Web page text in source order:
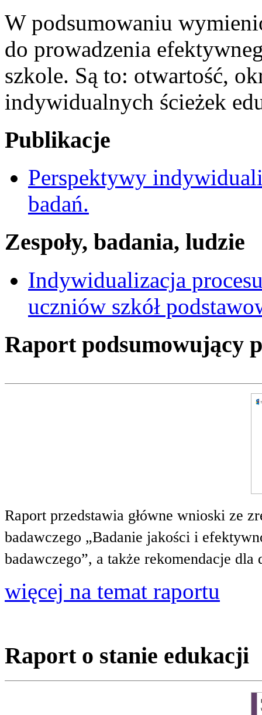
W podsumowaniu
do prowadzenia
szkole. Są to: otwartość,
indywidualnych ścieżek
Publikacje
Perspektywy
badań.
Zespoły, badania, ludzie
Indywidualizacja
uczniów szkół
Raport podsumowujący
Raport przedstawia główne wnioski ze
badawczego „Badanie jakości i
badawczego”, a także rekomendacje
więcej na temat raportu
Raport o stanie edukacji